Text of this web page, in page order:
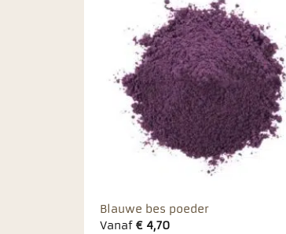
Toevoegen
aan
favorieten
Blauwe bes poeder
Vanaf €4,70